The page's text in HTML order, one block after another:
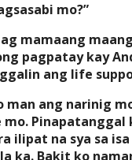
mo?”
mamaang
pagpatay kay
ang life
man ang narinig
Pinapatanggal
ilipat na sya sa
ka. Bakit ko